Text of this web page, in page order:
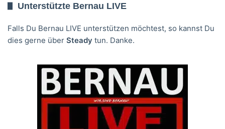
Unterstützte Bernau LIVE
Falls Du Bernau LIVE unterstützen möchtest, so kannst Du
dies gerne über Steady tun. Danke.